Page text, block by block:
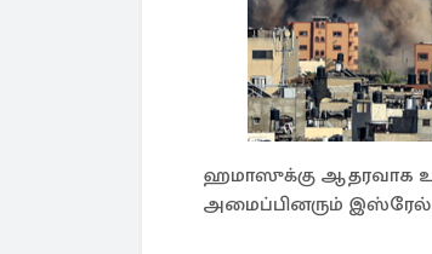
ஹமாஸுக்கு ஆதரவாக
அமைப்பினரும் இஸ்ரேல்